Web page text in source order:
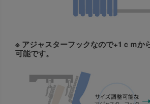
※ アジャスターフックなので+1ｃｍか
可能です。